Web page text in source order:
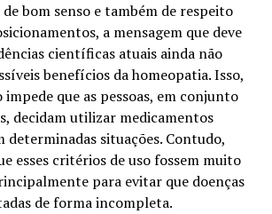
bom senso e também de respeito
a mensagem que deve
científicas atuais ainda não
benefícios da homeopatia. Isso,
que as pessoas, em conjunto
decidam utilizar medicamentos
determinadas situações. Contudo,
esses critérios de uso fossem muito
para evitar que doenças
de forma incompleta.